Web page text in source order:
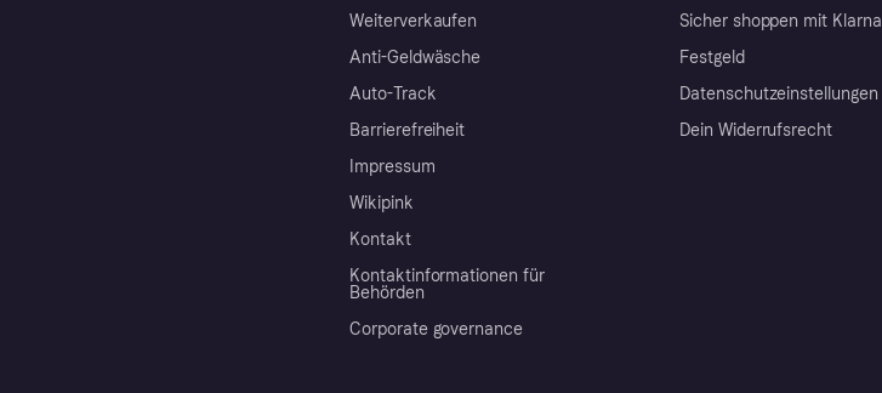
Weiterverkaufen
Anti-Geldwäsche
Auto-Track
Barrierefreiheit
Impressum
Wikipink
Kontakt
Kontaktinformationen für
Behörden
Corporate governance
Sicher shoppen mit Klarna
Festgeld
Datenschutzeinstellungen
Dein Widerrufsrecht